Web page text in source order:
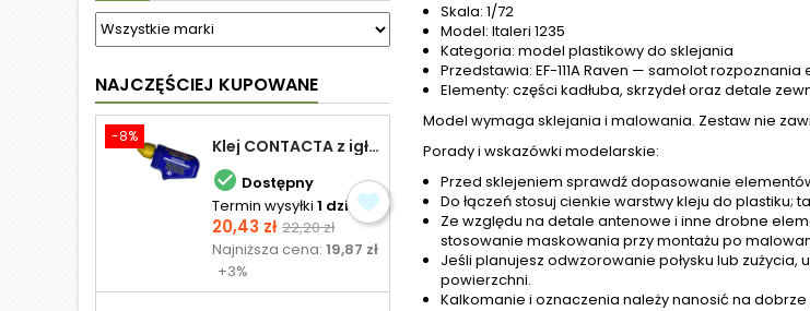
NAJCZĘŚCIEJ KUPOWANE
-8% Klej CONTACTA z igłą do plastiku 25,0 g
 Dostępny
Termin wysyłki 1 dzień
Cena
20,43 zł Cena
podstawowa
22,20 zł
Najniższa cena:19,87 zł
+3%
Skala: 1/72
Model: Italeri 1235
Kategoria: model plastikowy do sklejania
Przedstawia: EF-111A Raven — samolot
Elementy: części kadłuba, skrzydeł oraz detale
Model wymaga sklejania i malowania. Zestaw nie
Porady i wskazówki modelarskie:
Przed sklejeniem sprawdź dopasowanie
Do łączeń stosuj cienkie warstwy kleju do
Ze względu na detale antenowe i inne drobne
stosowanie maskowania przy montażu po
Jeśli planujesz odwzorowanie połysku lub
powierzchni.
Kalkomanie i oznaczenia należy nanosić na